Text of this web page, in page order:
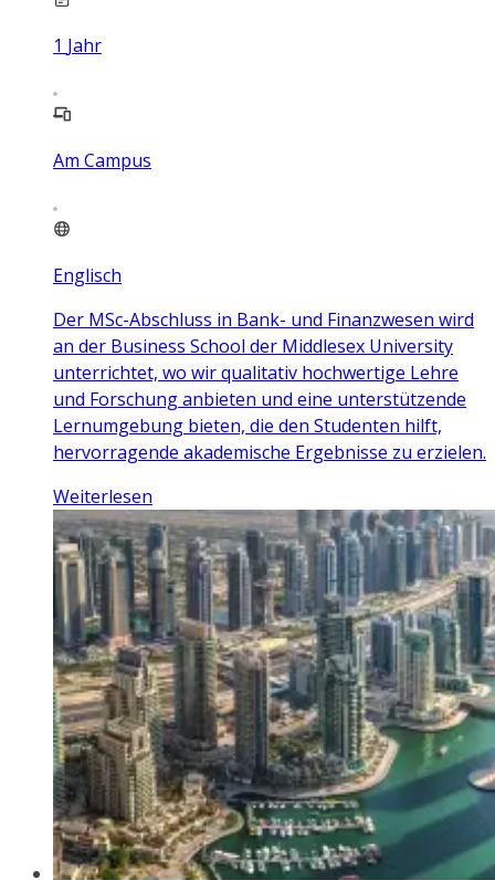
1 Jahr
Am Campus
Englisch
Der MSc-Abschluss in Bank- und Finanzwesen wird
an der Business School der Middlesex University
unterrichtet, wo wir qualitativ hochwertige Lehre
und Forschung anbieten und eine unterstützende
Lernumgebung bieten, die den Studenten hilft,
hervorragende akademische Ergebnisse zu erzielen.
Weiterlesen